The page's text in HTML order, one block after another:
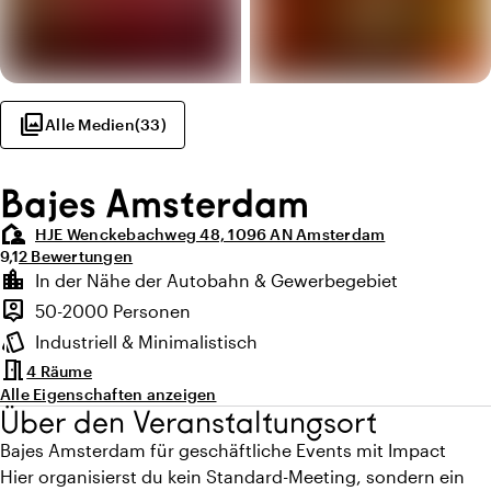
photo_libraryAlle Medien(33)
Bajes Amsterdam
location_away HJE Wenckebachweg 48, 1096 AN Amsterdam
Durchschnittliche Bewertung von 9,1 von 10
9,1Anzahl der Bewertungen: 2
2 Bewertungen
Highlights
location_city
Lage und Umgebung
In der Nähe der Autobahn & Gewerbegebiet
person_pin
Kapazität
50-2000 Personen
style
Ambiente
Industriell & Minimalistisch
meeting_room4 Räume
Alle Eigenschaften anzeigen
Über den Veranstaltungsort
Bajes Amsterdam für geschäftliche Events mit Impact
Hier organisierst du kein Standard-Meeting, sondern ein